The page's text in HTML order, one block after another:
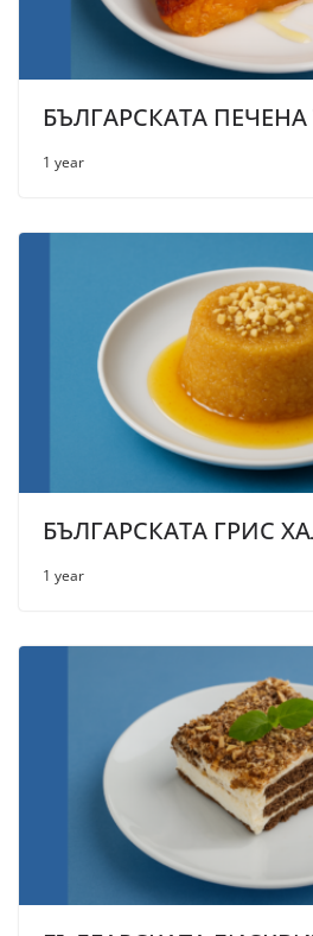
БЪЛГАРСКАТА
1 year
БЪЛГАРСКАТА ГРИС
1 year